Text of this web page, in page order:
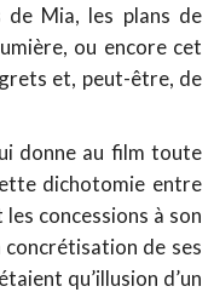
de Mia, les plans de
ou encore cet
et, peut-être, de
donne au film toute
dichotomie entre
concessions à son
de ses
qu’illusion d’un